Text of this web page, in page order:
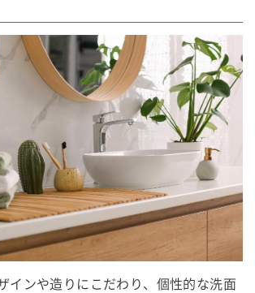
インや造りにこだわり、個性的な洗面